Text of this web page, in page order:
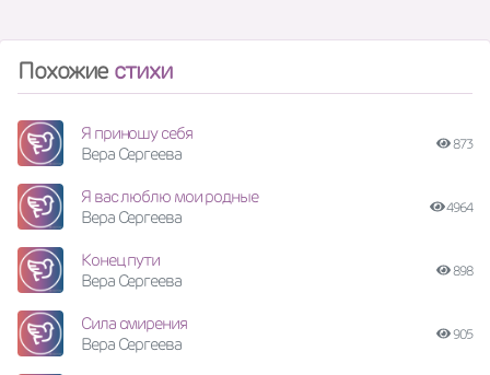
Похожие стихи
Я приношу себя
Вера Сергеева
873
Я вас люблю мои родные
Вера Сергеева
4964
Конец пути
Вера Сергеева
898
Сила смирения
Вера Сергеева
905